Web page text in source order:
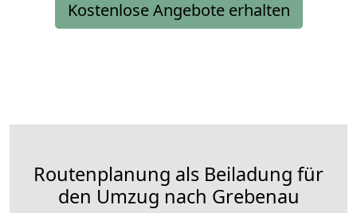
Kostenlose Angebote erhalten
Routenplanung als Beiladung für
den Umzug nach Grebenau